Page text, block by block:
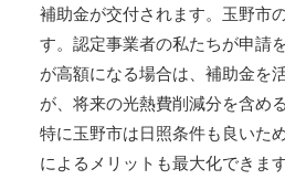
補助金が交付されます。玉野市
す。認定事業者の私たちが申請
が高額になる場合は、補助金を
が、将来の光熱費削減分を含め
特に玉野市は日照条件も良いた
によるメリットも最大化できます